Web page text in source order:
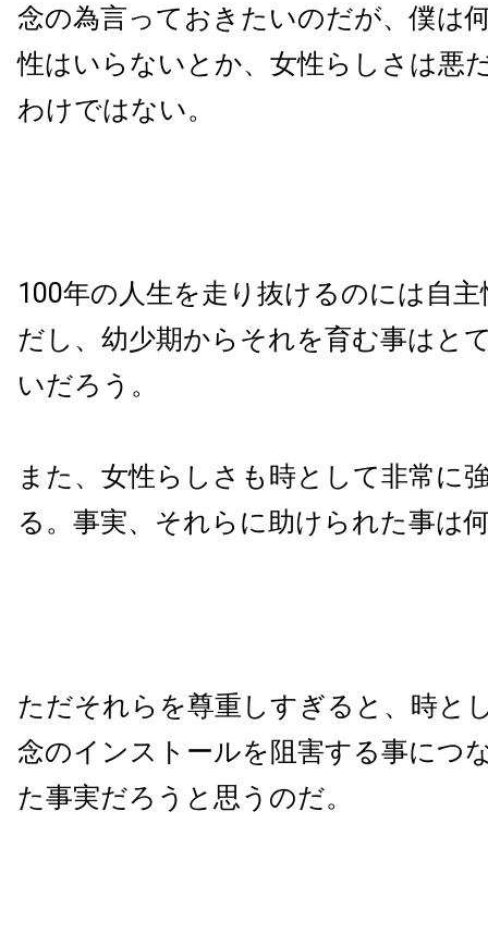
念の為言っておきたいのだが、僕は
性はいらないとか、女性らしさは悪
わけではない。
100年の人生を走り抜けるのには自
だし、幼少期からそれを育む事はと
いだろう。
また、女性らしさも時として非常に
る。事実、それらに助けられた事は
ただそれらを尊重しすぎると、時と
念のインストールを阻害する事につ
た事実だろうと思うのだ。